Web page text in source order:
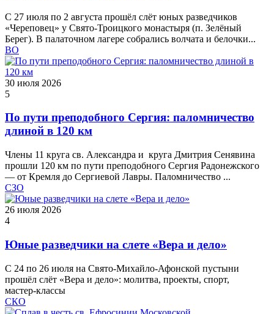
С 27 июля по 2 августа прошёл слёт юных разведчиков
«Череповец» у Свято-Троицкого монастыря (п. Зелёный
Берег). В палаточном лагере собрались волчата и белочки...
ВО
30 июля 2026
5
По пути преподобного Сергия: паломничество
длиной в 120 км
Члены 11 круга св. Александра и круга Дмитрия Сенявина
прошли 120 км по пути преподобного Сергия Радонежского
— от Кремля до Сергиевой Лавры. Паломничество ...
СЗО
26 июля 2026
4
Юные разведчики на слете «Вера и дело»
С 24 по 26 июля на Свято‑Михайло‑Афонской пустыни
прошёл слёт «Вера и дело»: молитва, проекты, спорт,
мастер‑классы
СКО